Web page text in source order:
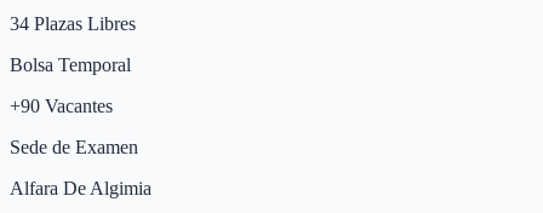
34 Plazas Libres
Bolsa Temporal
+90 Vacantes
Sede de Examen
Alfara De Algimia